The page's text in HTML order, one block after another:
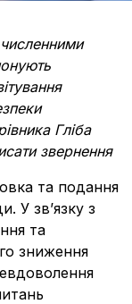
численними
Гліба
звернення
та подання
У звʼязку з
та
зниження